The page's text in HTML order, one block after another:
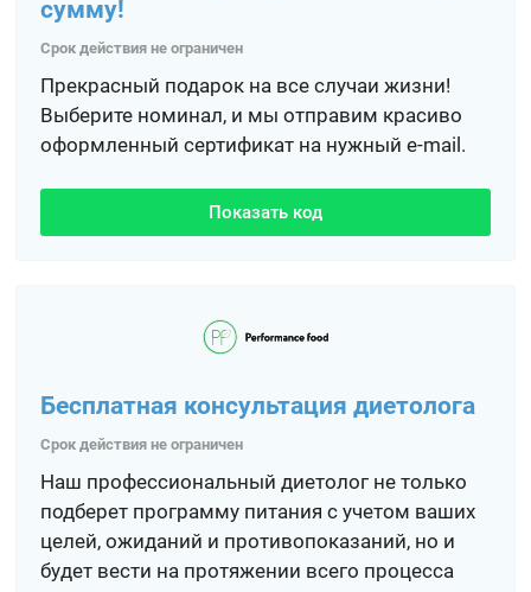
сумму!
Срок действия не ограничен
Прекрасный подарок на все случаи жизни!
Выберите номинал, и мы отправим красиво
оформленный сертификат на нужный e-mail.
Показать код
Бесплатная консультация диетолога
Срок действия не ограничен
Наш профессиональный диетолог не только
подберет программу питания с учетом ваших
целей, ожиданий и противопоказаний, но и
будет вести на протяжении всего процесса